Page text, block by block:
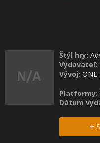
Štýl hry:
Vydavateľ:
Vývoj:
Platformy:
Dátum
+